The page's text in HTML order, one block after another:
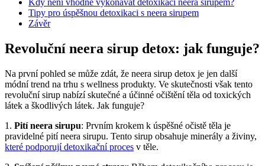
Tipy pro úspěšnou detoxikaci s neera sirupem
Závěr
Revoluční neera sirup detox: jak funguje?
Na první pohled se může zdát, že neera sirup detox je jen další
módní trend na trhu s wellness produkty. Ve skutečnosti však tento
revoluční sirup nabízí skutečné a účinné očištění těla od toxických
látek a škodlivých látek. Jak funguje?
1. Pití neera sirupu: Prvním krokem k úspěšné očistě těla je
pravidelné pití neera sirupu. Tento sirup obsahuje minerály a živiny,
které podporují detoxikační proces v těle.